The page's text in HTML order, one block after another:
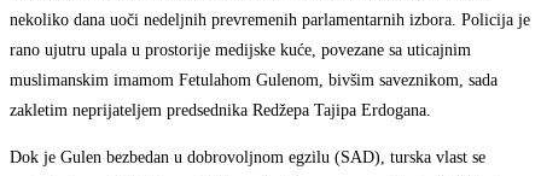
nekoliko dana uoči nedeljnih prevremenih parlamentarnih izbora. Policija je
rano ujutru upala u prostorije medijske kuće, povezane sa uticajnim
muslimanskim imamom Fetulahom Gulenom, bivšim saveznikom, sada
zakletim neprijateljem predsednika Redžepa Tajipa Erdogana.
Dok je Gulen bezbedan u dobrovoljnom egzilu (SAD), turska vlast se